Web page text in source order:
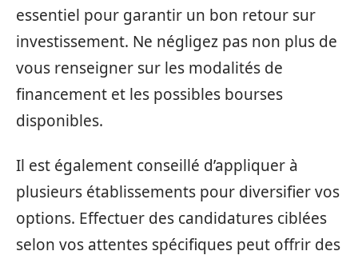
essentiel pour garantir un bon retour sur
investissement. Ne négligez pas non plus de
vous renseigner sur les modalités de
financement et les possibles bourses
disponibles.
Il est également conseillé d’appliquer à
plusieurs établissements pour diversifier vos
options. Effectuer des candidatures ciblées
selon vos attentes spécifiques peut offrir des